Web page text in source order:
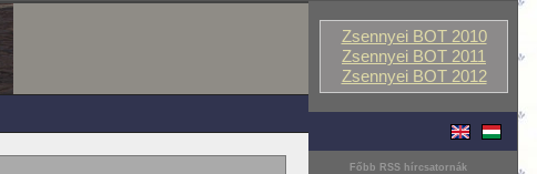
Zsennyei BOT 2010
Zsennyei BOT 2011
Zsennyei BOT 2012
Főbb RSS hírcsatornák